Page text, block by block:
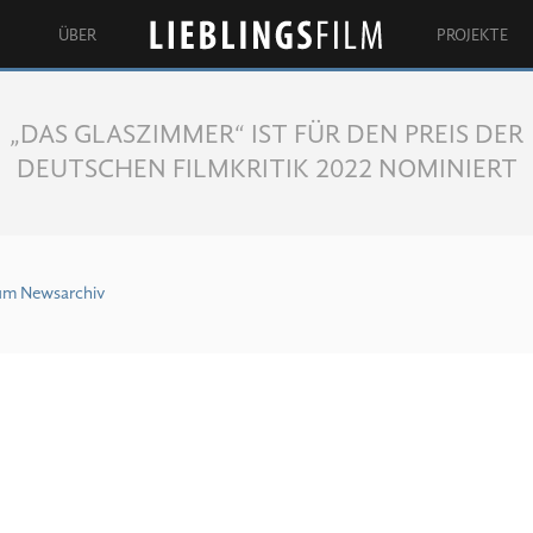
Lieblingsfilm
ÜBER PROJEKTE
„DAS GLASZIMMER“ IST FÜR DEN PREIS DER
DEUTSCHEN FILMKRITIK 2022 NOMINIERT
Newsarchiv